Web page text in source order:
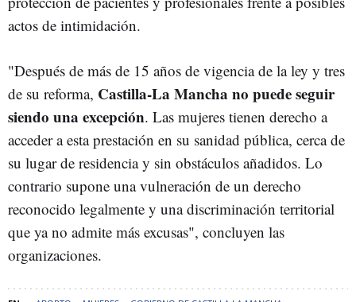
actos de intimidación.
"Después de más de 15 años de vigencia de la ley y tres
de su reforma, Castilla-La Mancha no puede seguir
siendo una excepción. Las mujeres tienen derecho a
acceder a esta prestación en su sanidad pública, cerca de
su lugar de residencia y sin obstáculos añadidos. Lo
contrario supone una vulneración de un derecho
reconocido legalmente y una discriminación territorial
que ya no admite más excusas", concluyen las
organizaciones.